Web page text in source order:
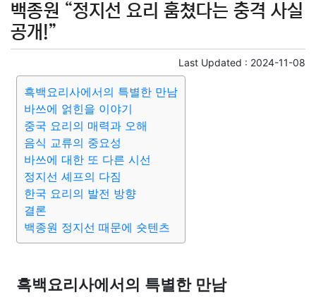
백종원 “정지선 요리 훔쳤다는 충격 사실
공개!”
Last Updated : 2024-11-08
흑백요리사에서의 특별한 만남
바쓰에 얽힌을 이야기
중국 요리의 매력과 오해
음식 교류의 중요성
바쓰에 대한 또 다른 시선
정지선 셰프의 다짐
한국 요리의 발전 방향
결론
백종원 정지선 때문에 숏텐츠
흑백요리사에서의 특별한 만남